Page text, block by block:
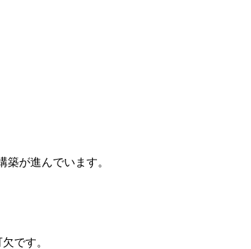
が進んでいます。
です。